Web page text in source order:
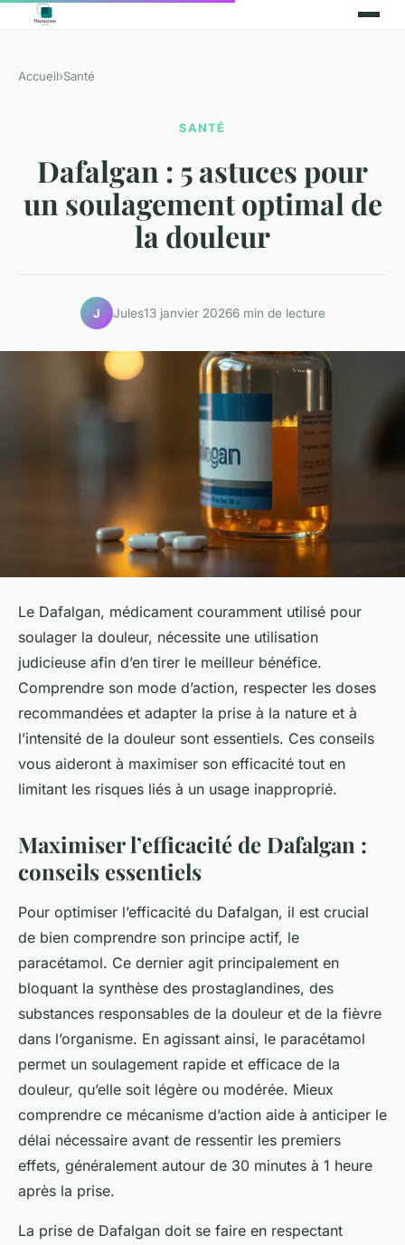
Accueil›Santé
SANTÉ
Dafalgan : 5 astuces pour
un soulagement optimal de
la douleur
J Jules13 janvier 20266 min de lecture
Le Dafalgan, médicament couramment utilisé pour
soulager la douleur, nécessite une utilisation
judicieuse afin d’en tirer le meilleur bénéfice.
Comprendre son mode d’action, respecter les doses
recommandées et adapter la prise à la nature et à
l’intensité de la douleur sont essentiels. Ces conseils
vous aideront à maximiser son efficacité tout en
limitant les risques liés à un usage inapproprié.
Maximiser l’efficacité de Dafalgan :
conseils essentiels
Pour optimiser l’efficacité du Dafalgan, il est crucial
de bien comprendre son principe actif, le
paracétamol. Ce dernier agit principalement en
bloquant la synthèse des prostaglandines, des
substances responsables de la douleur et de la fièvre
dans l’organisme. En agissant ainsi, le paracétamol
permet un soulagement rapide et efficace de la
douleur, qu’elle soit légère ou modérée. Mieux
comprendre ce mécanisme d’action aide à anticiper le
délai nécessaire avant de ressentir les premiers
effets, généralement autour de 30 minutes à 1 heure
après la prise.
La prise de Dafalgan doit se faire en respectant